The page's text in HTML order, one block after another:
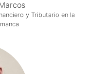
y Tributario en la